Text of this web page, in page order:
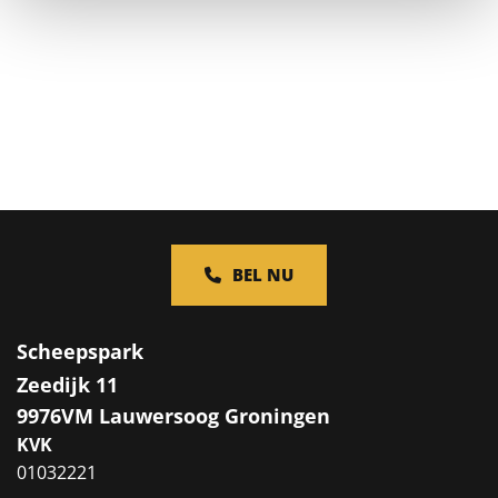
BEL NU
Scheepspark
Zeedijk 11
9976VM Lauwersoog Groningen
KVK
01032221